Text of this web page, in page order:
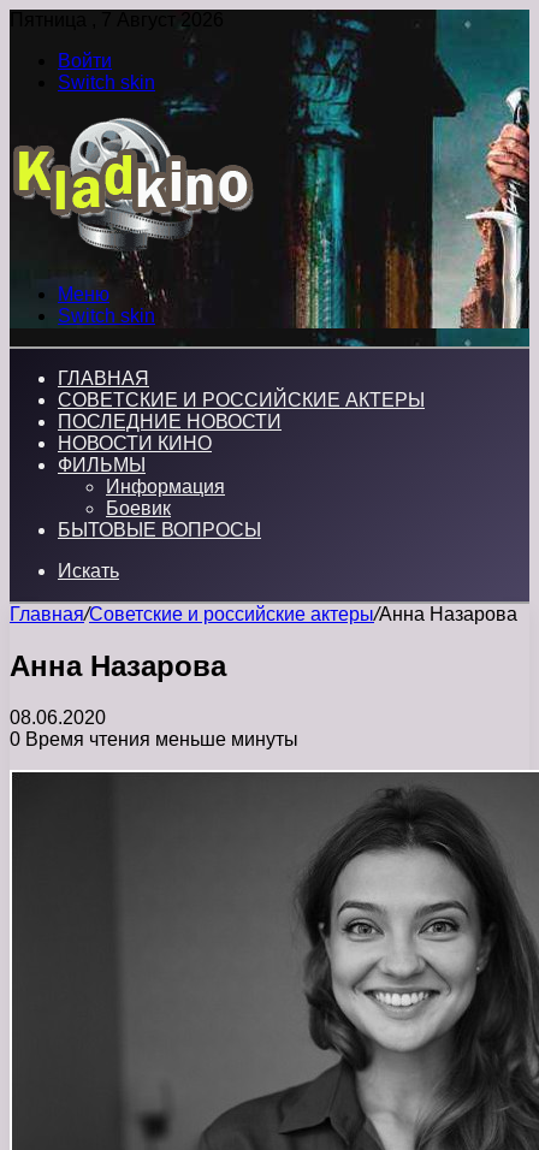
Пятница , 7 Август 2026
Войти
Switch skin
Меню
Switch skin
ГЛАВНАЯ
СОВЕТСКИЕ И РОССИЙСКИЕ АКТЕРЫ
ПОСЛЕДНИЕ НОВОСТИ
НОВОСТИ КИНО
ФИЛЬМЫ
Информация
Боевик
БЫТОВЫЕ ВОПРОСЫ
Искать
Главная/Советские и российские актеры/Анна Назарова
Анна Назарова
08.06.2020
0 Время чтения меньше минуты